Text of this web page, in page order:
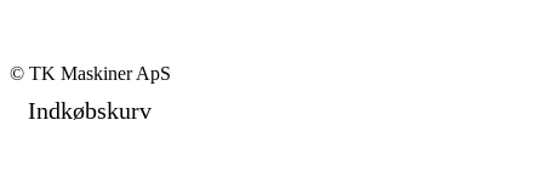
© TK Maskiner ApS
Indkøbskurv